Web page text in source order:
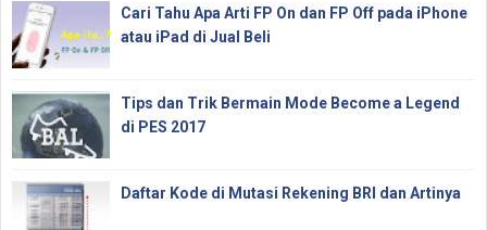
Cari Tahu Apa Arti FP On dan FP Off pada iPhone
atau iPad di Jual Beli
Tips dan Trik Bermain Mode Become a Legend
di PES 2017
Daftar Kode di Mutasi Rekening BRI dan Artinya